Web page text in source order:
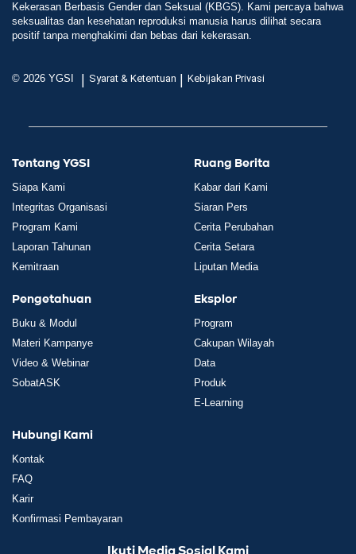
Kekerasan Berbasis Gender dan Seksual (KBGS). Kami percaya bahwa
seksualitas dan kesehatan reproduksi manusia harus dilihat secara
positif tanpa menghakimi dan bebas dari kekerasan.
© 2026 YGSI | Syarat & Ketentuan | Kebijakan Privasi
Tentang YGSI
Siapa Kami
Integritas Organisasi
Program Kami
Laporan Tahunan
Kemitraan
Ruang Berita
Kabar dari Kami
Siaran Pers
Cerita Perubahan
Cerita Setara
Liputan Media
Pengetahuan
Buku & Modul
Materi Kampanye
Video & Webinar
SobatASK
Eksplor
Program
Cakupan Wilayah
Data
Produk
E-Learning
Hubungi Kami
Kontak
FAQ
Karir
Konfirmasi Pembayaran